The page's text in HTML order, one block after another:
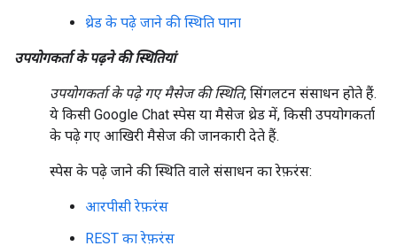
थ्रेड के पढ़े जाने की स्थिति पाना
उपयोगकर्ता के पढ़ने की स्थितियां
उपयोगकर्ता के पढ़े गए मैसेज की स्थिति, सिंगलटन संसाधन होते हैं.
ये किसी Google Chat स्पेस या मैसेज थ्रेड में, किसी उपयोगकर्ता
के पढ़े गए आखिरी मैसेज की जानकारी देते हैं.
स्पेस के पढ़े जाने की स्थिति वाले संसाधन का रेफ़रंस:
आरपीसी रेफ़रंस
REST का रेफ़रंस